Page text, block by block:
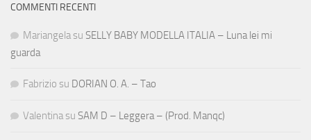
COMMENTI RECENTI
Mariangela su SELLY BABY MODELLA ITALIA – Luna lei mi
guarda
Fabrizio su DORIAN O. A. – Tao
Valentina su SAM D – Leggera – (Prod. Manqc)